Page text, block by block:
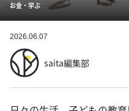
お金・学ぶ
2026.06.07
saita編集部